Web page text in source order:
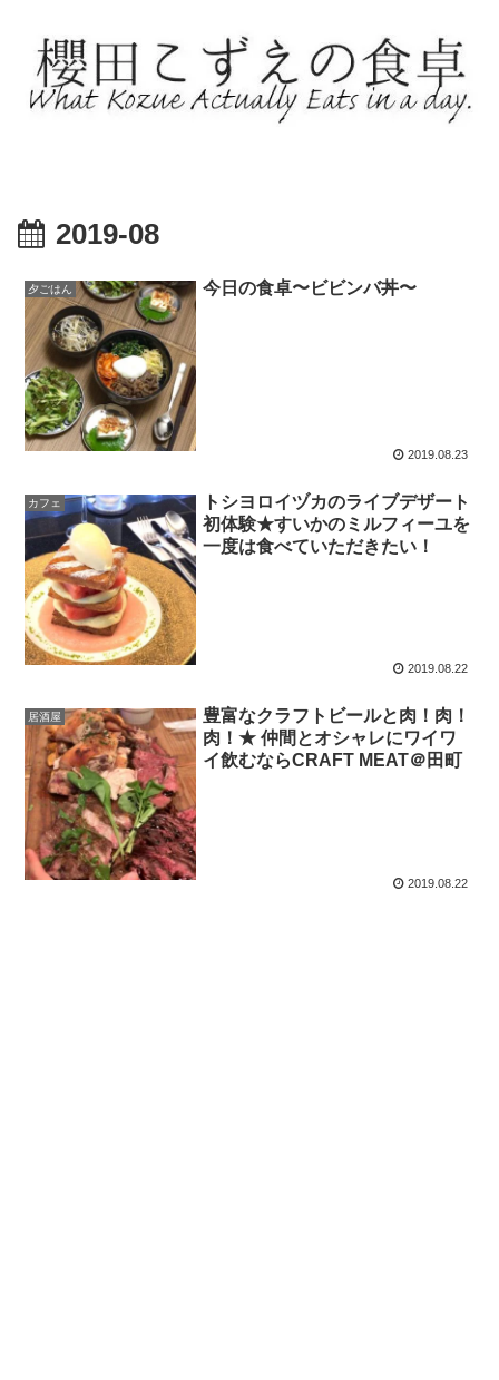
2019-08
夕ごはん 今日の食卓〜ビビンバ丼〜
2019.08.23
カフェ
トシヨロイヅカのライブデザート
初体験★すいかのミルフィーユを
一度は食べていただきたい！
2019.08.22
居酒屋
豊富なクラフトビールと肉！肉！
肉！★ 仲間とオシャレにワイワ
イ飲むならCRAFT MEAT＠田町
2019.08.22